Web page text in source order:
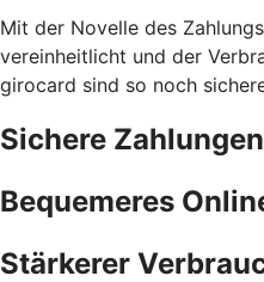
Mit der Novelle des
vereinheitlicht und der
girocard sind so noch
Sichere Zahlungen
Bequemeres
Stärkerer